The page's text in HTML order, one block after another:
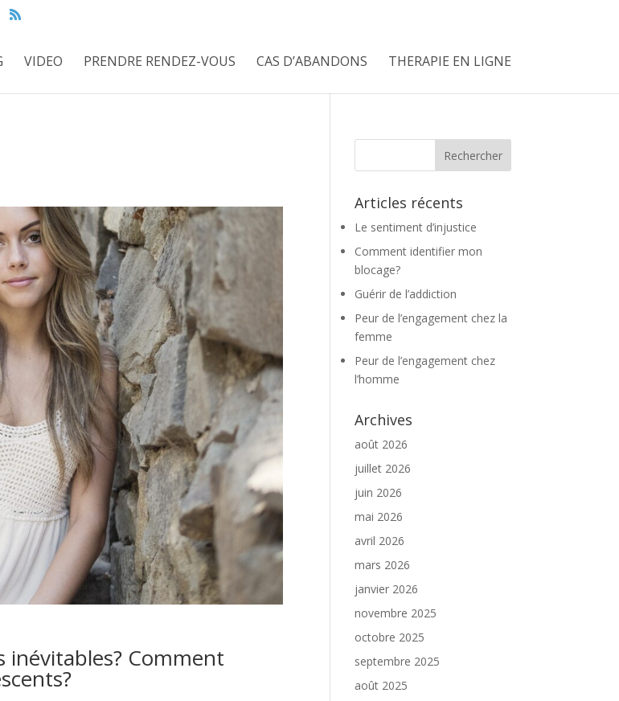
VIDEO PRENDRE RENDEZ-VOUS CAS D’ABANDONS THERAPIE EN LIGNE
inévitables? Comment
Articles récents
Le sentiment d’injustice
Comment identifier mon
blocage?
Guérir de l’addiction
Peur de l’engagement chez la
femme
Peur de l’engagement chez
l’homme
Archives
août 2026
juillet 2026
juin 2026
mai 2026
avril 2026
mars 2026
janvier 2026
novembre 2025
octobre 2025
septembre 2025
août 2025